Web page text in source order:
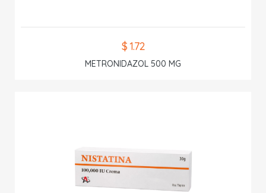
$ 1.72
METRONIDAZOL 500 MG